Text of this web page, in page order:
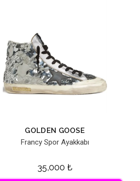
GOLDEN GOOSE
Francy Spor Ayakkabı
35,000 ₺